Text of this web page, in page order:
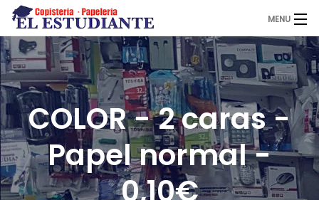
MENU
El Estudiante
Copistería
Papelería
COLOR - 2 caras -
Papel normal -
0,10€